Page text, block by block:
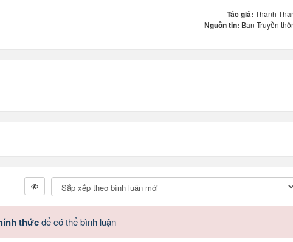
Tác giả:Thanh
Nguồn tin: Ban Truyền
thứcđể có thể bình luận